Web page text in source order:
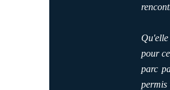
pour
parc
permis